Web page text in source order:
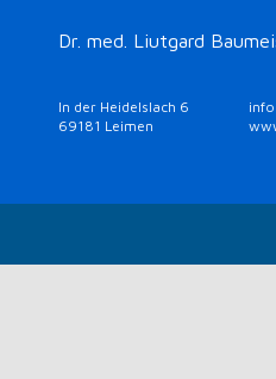
Dr. med. Liutgard
In der Heidelslach 6
69181 Leimen